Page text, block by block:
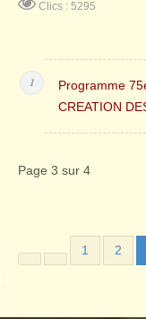
Clics : 5295
Programme
CREATION
Page 3 sur 4
1 2